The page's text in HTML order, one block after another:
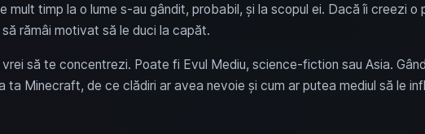
mult timp la o lume s-au gândit, probabil, și la scopul ei. Dacă îi creezi
rămâi motivat să le duci la capăt.
să te concentrezi. Poate fi Evul Mediu, science-fiction sau Asia.
ta Minecraft, de ce clădiri ar avea nevoie și cum ar putea mediul să le